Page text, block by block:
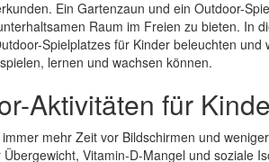
Ein Gartenzaun und ein Outdoor-
Raum im Freien zu bieten. In
Spielplatzes für Kinder beleuchten und
lernen und wachsen können.
Aktivitäten für
mehr Zeit vor Bildschirmen und
Vitamin-D-Mangel und soziale